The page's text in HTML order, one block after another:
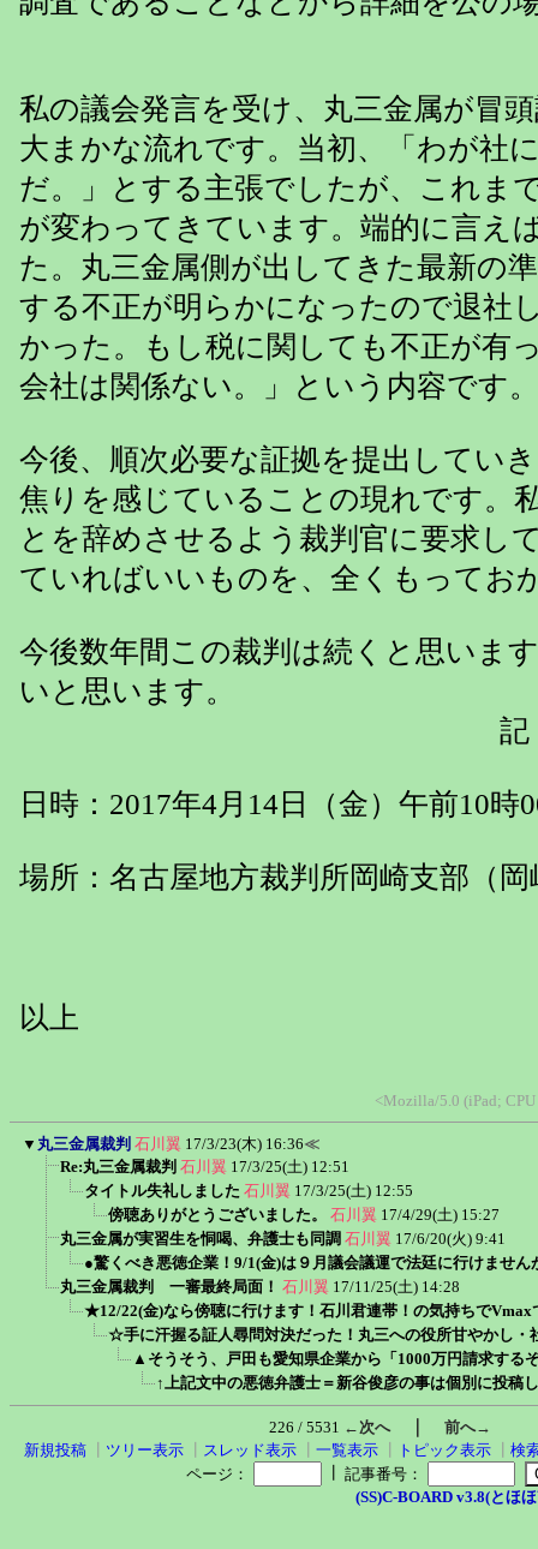
私の議会発言を受け、丸三金属が冒
大まかな流れです。当初、「わが社
だ。」とする主張でしたが、これま
が変わってきています。端的に言え
た。丸三金属側が出してきた最新の
する不正が明らかになったので退社
かった。もし税に関しても不正が有
会社は関係ない。」という内容です。
今後、順次必要な証拠を提出してい
焦りを感じていることの現れです。
とを辞めさせるよう裁判官に要求し
ていればいいものを、全くもってお
今後数年間この裁判は続くと思いま
いと思います。
記
日時：2017年4月14日（金）午前10
場所：名古屋地方裁判所岡崎支部（
以上
<Mozilla/5.0 (iPad;
▼ 丸三金属裁判 石川翼 17/3/23(木) 16:36≪
Re:丸三金属裁判 石川翼 17/3/25(土) 12:51
タイトル失礼しました 石川翼 17/3/25(土) 12:55
傍聴ありがとうございました。
石川翼 17/4/29(土) 15:27
丸三金属が実習生を恫喝、弁護士も同調 石川翼 17/6/20(火) 9:41
●驚くべき悪徳企業！9/1(金)は９月議会議運で法廷に行けません
丸三金属裁判 一審最終局面！ 石川翼 17/11/25(土) 14:28
★12/22(金)なら傍聴に行けます！石川君連帯！の気持ちでVmax
☆手に汗握る証人尋問対決だった！丸三への役所甘やかし・
▲そうそう、戸田も愛知県企業から「1000万円請求する
↑上記文中の悪徳弁護士＝新谷俊彦の事は個別に投稿
226 / 5531 ←次へ｜ 前へ→
新規投稿
ツリー表示 スレッド表示 一覧表示 トピック表示
検
ページ：
記事番号：
(SS)C-BOARD v3.8(とほ